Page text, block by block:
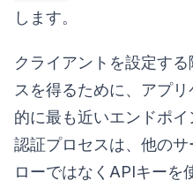
します。
クライアントを設定す
スを得るために、アプ
的に最も近いエンドポイ
認証プロセスは、他の
ローではなくAPIキーを